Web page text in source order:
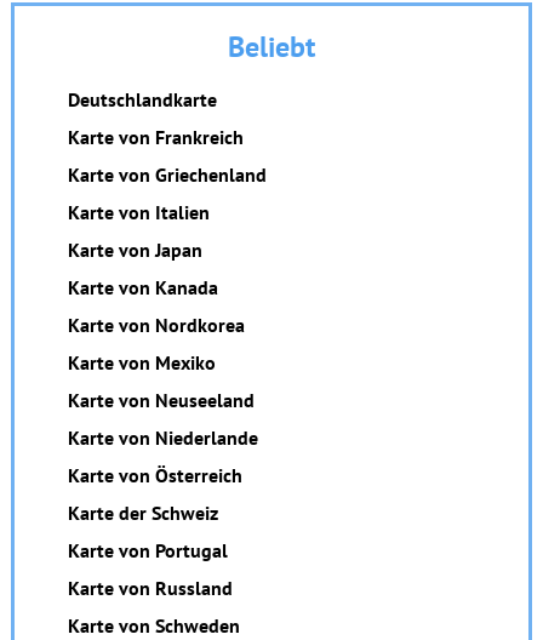
Beliebt
Deutschlandkarte
Karte von Frankreich
Karte von Griechenland
Karte von Italien
Karte von Japan
Karte von Kanada
Karte von Nordkorea
Karte von Mexiko
Karte von Neuseeland
Karte von Niederlande
Karte von Österreich
Karte der Schweiz
Karte von Portugal
Karte von Russland
Karte von Schweden